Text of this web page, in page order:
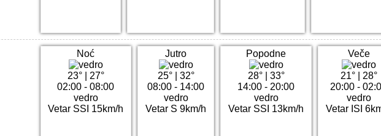
Noć
23°| 27°
02:00 - 08:00
vedro
Vetar SSI 15km/h
Jutro
25°| 32°
08:00 - 14:00
vedro
Vetar S 9km/h
Popodne
28°| 33°
14:00 - 20:00
vedro
Vetar SSI 13km/h
Veče
21°| 28°
20:00 -
vedro
Vetar ISI